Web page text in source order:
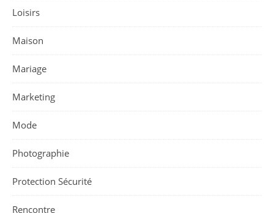
Loisirs
Maison
Mariage
Marketing
Mode
Photographie
Protection Sécurité
Rencontre